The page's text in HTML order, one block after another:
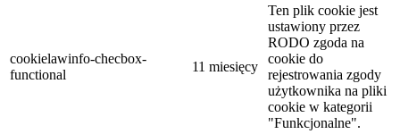
cookielawinfo-checbox-
functional
11 miesięcy
Ten plik cookie jest
ustawiony przez
RODO zgoda na
cookie do
rejestrowania zgody
użytkownika na pliki
cookie w kategorii
"Funkcjonalne".